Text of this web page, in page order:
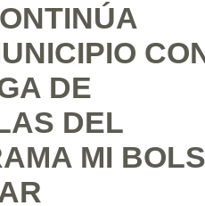
DE
DEL
MI